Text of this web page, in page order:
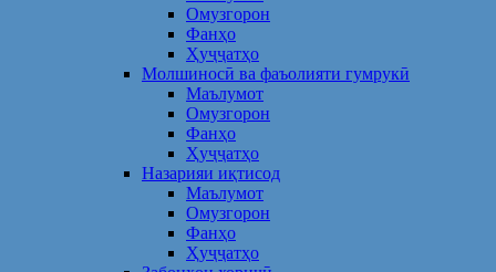
Омузгорон
Фанҳо
Ҳуҷҷатҳо
Молшиносӣ ва фаъолияти гумрукӣ
Маълумот
Омузгорон
Фанҳо
Ҳуҷҷатҳо
Назарияи иқтисод
Маълумот
Омузгорон
Фанҳо
Ҳуҷҷатҳо